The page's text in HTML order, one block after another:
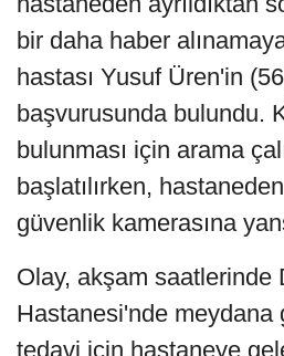
bir daha haber
hastası Yusuf Üren'in
başvurusunda bulundu.
bulunması için arama
başlatılırken,
güvenlik kamerasına
Olay, akşam saatlerinde
Hastanesi'nde meydana
tedavi için hastaneye